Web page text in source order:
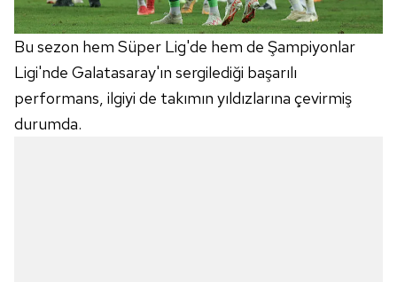
Bu sezon hem Süper Lig'de hem de Şampiyonlar
Ligi'nde Galatasaray'ın sergilediği başarılı
performans, ilgiyi de takımın yıldızlarına çevirmiş
durumda.